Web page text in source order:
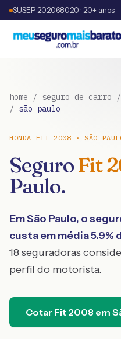
SUSEP 202068020 · 20+ anos
home / seguro de carro /
/ são paulo
HONDA FIT 2008 ·SÃO
SeguroFit
Paulo.
EmSão Paulo, o
custa em média5.9%
18 seguradoras
perfil do motorista.
Cotar Fit 2008 em